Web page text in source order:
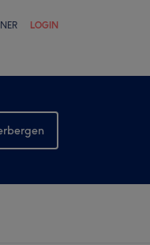
LOGIN